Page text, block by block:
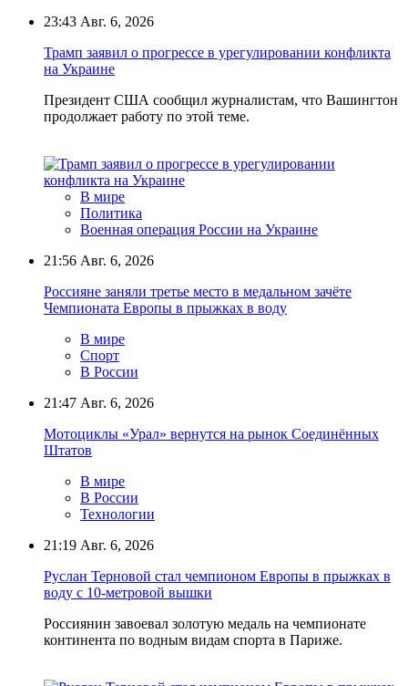
23:43 Авг. 6, 2026
Трамп заявил о прогрессе в урегулировании конфликта
на Украине
Президент США сообщил журналистам, что Вашингтон
продолжает работу по этой теме.
В мире
Политика
Военная операция России на Украине
21:56 Авг. 6, 2026
Россияне заняли третье место в медальном зачёте
Чемпионата Европы в прыжках в воду
В мире
Спорт
В России
21:47 Авг. 6, 2026
Мотоциклы «Урал» вернутся на рынок Соединённых
Штатов
В мире
В России
Технологии
21:19 Авг. 6, 2026
Руслан Терновой стал чемпионом Европы в прыжках в
воду с 10-метровой вышки
Россиянин завоевал золотую медаль на чемпионате
континента по водным видам спорта в Париже.